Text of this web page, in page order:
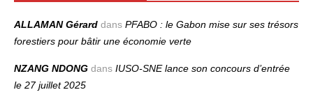
ALLAMAN Gérard dans PFABO : le Gabon mise sur ses trésors
forestiers pour bâtir une économie verte
NZANG NDONG dans IUSO‑SNE lance son concours d’entrée
le 27 juillet 2025